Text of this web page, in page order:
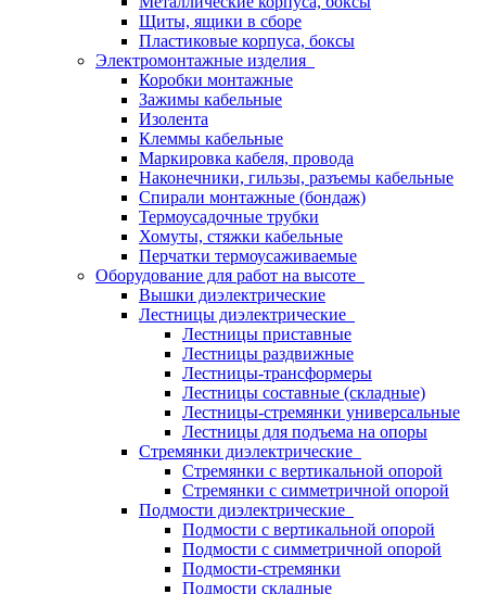
Щиты, ящики в сборе
Пластиковые корпуса, боксы
Электромонтажные изделия
Коробки монтажные
Зажимы кабельные
Изолента
Клеммы кабельные
Маркировка кабеля, провода
Наконечники, гильзы, разъемы кабельные
Спирали монтажные (бондаж)
Термоусадочные трубки
Хомуты, стяжки кабельные
Перчатки термоусаживаемые
Оборудование для работ на высоте
Вышки диэлектрические
Лестницы диэлектрические
Лестницы приставные
Лестницы раздвижные
Лестницы-трансформеры
Лестницы составные (складные)
Лестницы-стремянки универсальные
Лестницы для подъема на опоры
Стремянки диэлектрические
Стремянки с вертикальной опорой
Стремянки с симметричной опорой
Подмости диэлектрические
Подмости с вертикальной опорой
Подмости с симметричной опорой
Подмости-стремянки
Подмости складные